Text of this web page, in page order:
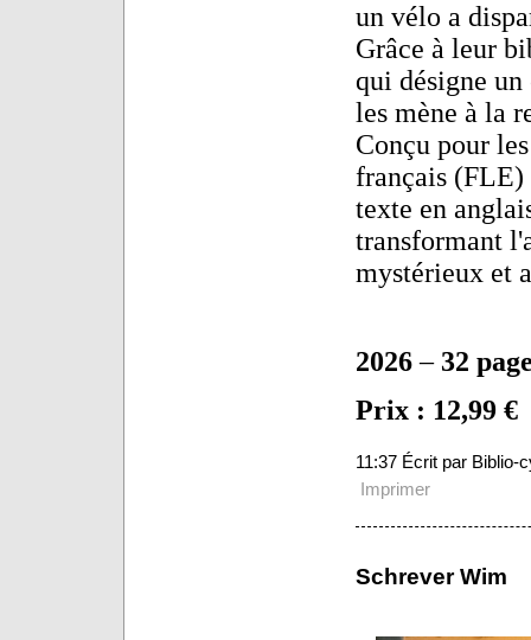
un vélo a
Grâce à leur
qui désigne
les mène à la
Conçu pour
français (FLE)
texte en
transformant
mystérieux et
2026– 32
Prix : 12,99 €
11:37 Écrit par Biblio-
Imprimer
Schrever Wim